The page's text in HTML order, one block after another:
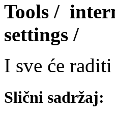
Tools /
settings /
I sve će
Slični sadržaj: